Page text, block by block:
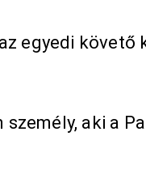
egyedi követő
személy, aki a